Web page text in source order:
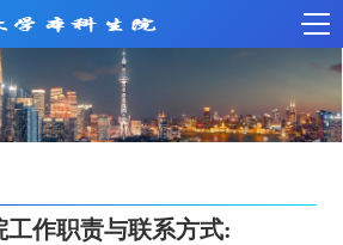
工作职责与联系方式: